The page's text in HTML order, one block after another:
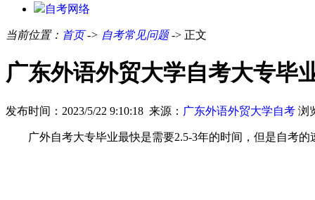
自考网络
当前位置： 首页-> 自考常见问题-> 正文
广东外语外贸大学自考大专毕
发布时间：2023/5/22 9:10:18 来源： 广东外语外贸大学自考 浏
广外自考大专毕业最快是需要2.5-3年的时间，但是自考的